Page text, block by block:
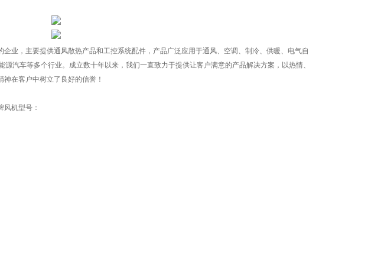
业，主要提供通风散热产品和工控系统配件，产品广泛应用于通风、空调、制冷、供暖、电气自
汽车等多个行业。成立数十年以来，我们一直致力于提供让客户满意的产品解决方案，以热情、
在客户中树立了良好的信誉！
机型号：